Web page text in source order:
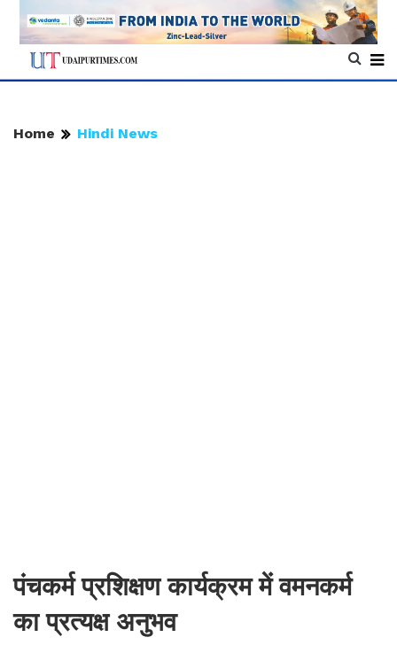
Home Hindi News
पंचकर्म प्रशिक्षण कार्यक्रम में वमनकर्म
का प्रत्यक्ष अनुभव